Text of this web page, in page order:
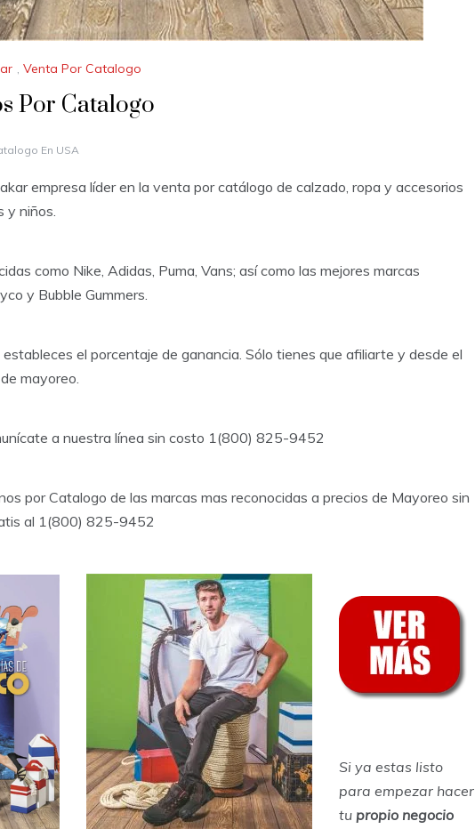
, Venta Por Catalogo
Por Catalogo
En USA
empresa líder en la venta por catálogo de calzado, ropa y accesorios
y niños.
como Nike, Adidas, Puma, Vans; así como las mejores marcas
y Bubble Gummers.
el porcentaje de ganancia. Sólo tienes que afiliarte y desde el
mayoreo.
a nuestra línea sin costo 1(800) 825-9452
por Catalogo de las marcas mas reconocidas a precios de Mayoreo sin
al 1(800) 825-9452
Si ya estas listo
para empezar hacer
tu propio negocio